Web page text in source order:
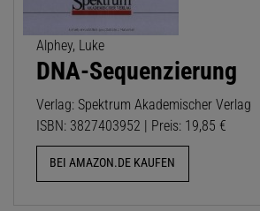
Alphey, Luke
DNA-Sequenzierung
Verlag: Spektrum Akademischer Verlag
ISBN: 3827403952 | Preis: 19,85 €
BEI AMAZON.DE KAUFEN